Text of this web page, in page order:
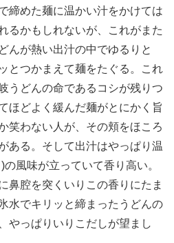
締めた麺に温かい汁をかけては
るかもしれないが、これがまた
んが熱い出汁の中でゆるりと
とつかまえて麺をたぐる。これ
うどんの命であるコシが残りつ
ほどよく緩んだ麺がとにかく旨
笑わない人が、その頬をほころ
ある。そして出汁はやっぱり温
風味が立っていて香り高い。
鼻腔を突くいりこの香りにたま
水でキリッと締まったうどんの
やっぱりいりこだしが望まし